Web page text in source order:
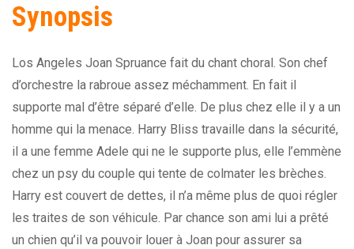
Synopsis
Los Angeles Joan Spruance fait du chant choral. Son chef
d’orchestre la rabroue assez méchamment. En fait il
supporte mal d’être séparé d’elle. De plus chez elle il y a un
homme qui la menace. Harry Bliss travaille dans la sécurité,
il a une femme Adele qui ne le supporte plus, elle l’emmène
chez un psy du couple qui tente de colmater les brèches.
Harry est couvert de dettes, il n’a même plus de quoi régler
les traites de son véhicule. Par chance son ami lui a prêté
un chien qu’il va pouvoir louer à Joan pour assurer sa